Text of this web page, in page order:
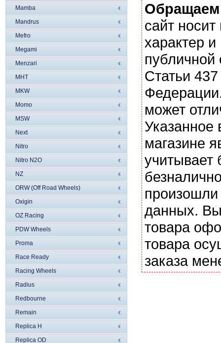
Mamba
Mandrus
Mefro
Megami
Menzari
MHT
MKW
Momo
MSW
Next
Nitro
Nitro N2O
NZ
ORW (Off Road Wheels)
Oxigin
OZ Racing
PDW Wheels
Proma
Race Ready
Racing Wheels
Radius
Redbourne
Remain
Replica H
Replica OD
сайт
характер
Статьи
может
магазине
учитывает
данных. Вы
товара
товара
заказа